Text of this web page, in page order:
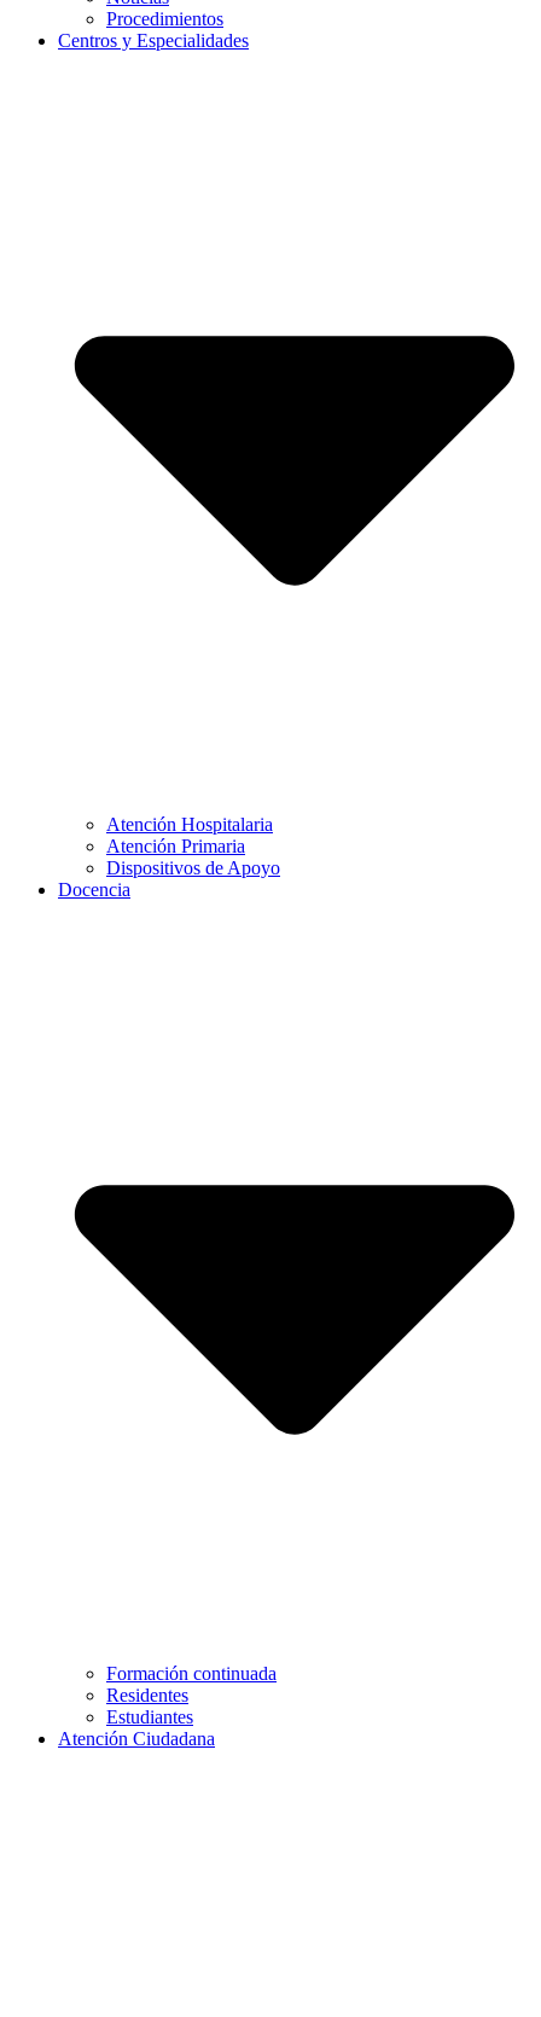
Procedimientos
Centros y Especialidades
Atención Hospitalaria
Atención Primaria
Dispositivos de Apoyo
Docencia
Formación continuada
Residentes
Estudiantes
Atención Ciudadana